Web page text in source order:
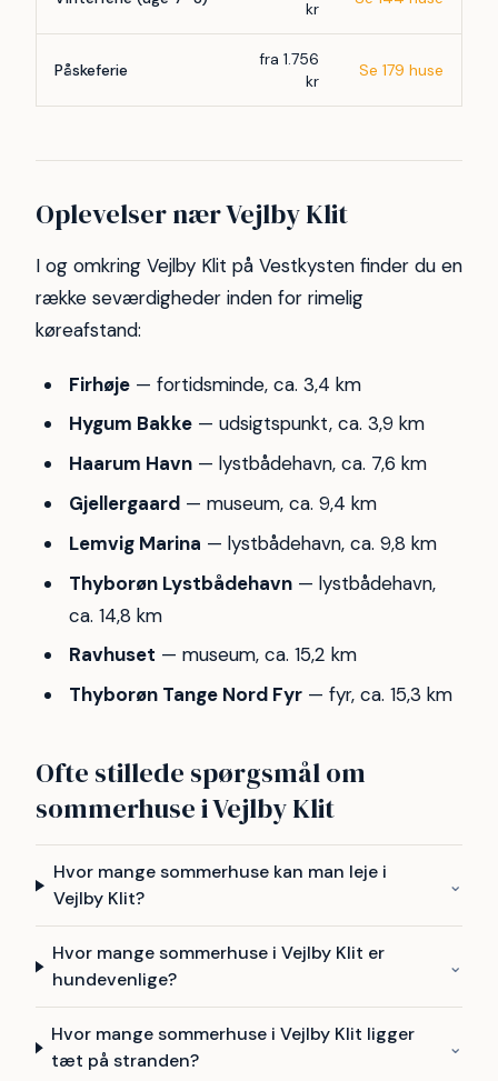
kr
Påskeferie
fra 1.756
kr
Se 179 huse
Oplevelser nær Vejlby Klit
I og omkring Vejlby Klit på Vestkysten finder du en
række seværdigheder inden for rimelig
køreafstand:
Firhøje— fortidsminde, ca. 3,4 km
Hygum Bakke— udsigtspunkt, ca. 3,9 km
Haarum Havn— lystbådehavn, ca. 7,6 km
Gjellergaard— museum, ca. 9,4 km
Lemvig Marina — lystbådehavn, ca. 9,8 km
Thyborøn Lystbådehavn— lystbådehavn,
ca. 14,8 km
Ravhuset — museum, ca. 15,2 km
Thyborøn Tange Nord Fyr— fyr, ca. 15,3 km
Ofte stillede spørgsmål om
sommerhuse i Vejlby Klit
Hvor mange sommerhuse kan man leje i
Vejlby Klit?
⌄
Hvor mange sommerhuse i Vejlby Klit er
hundevenlige?
⌄
Hvor mange sommerhuse i Vejlby Klit ligger
tæt på stranden?
⌄